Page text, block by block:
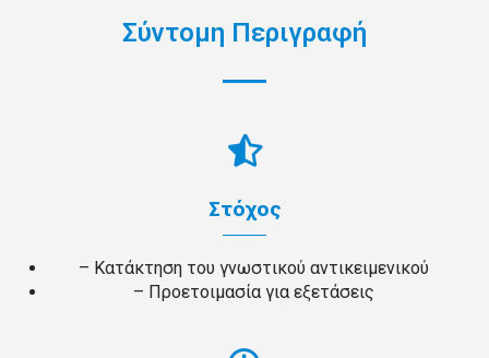
Σύντομη Περιγραφή
Στόχος
– Κατάκτηση του γνωστικού αντικειμενικού
– Προετοιμασία για εξετάσεις